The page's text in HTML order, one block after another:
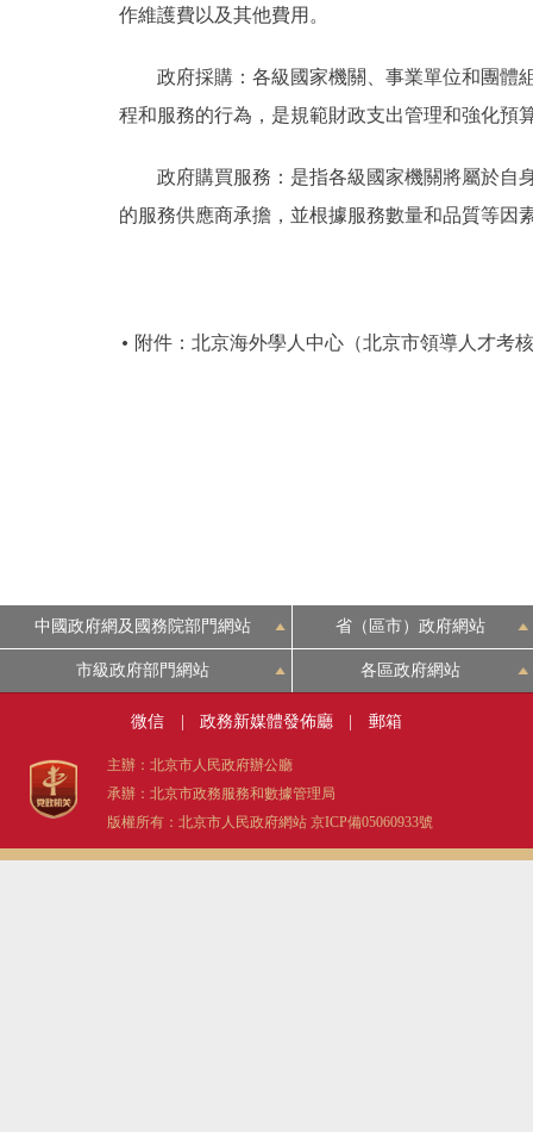
作維護費以及其他費用。
政府採購：各級國家機關、事業單位和團體組
程和服務的行為，是規範財政支出管理和強化預
政府購買服務：是指各級國家機關將屬於自身
的服務供應商承擔，並根據服務數量和品質等因
附件：北京海外學人中心（北京市領導人才考
中國政府網及國務院部門網站 省（區市）政府網站
市級政府部門網站 各區政府網站
微信 政務新媒體發佈廳 郵箱
主辦：北京市人民政府辦公廳
承辦：北京市政務服務和數據管理局
版權所有：北京市人民政府網站 京ICP備05060933號